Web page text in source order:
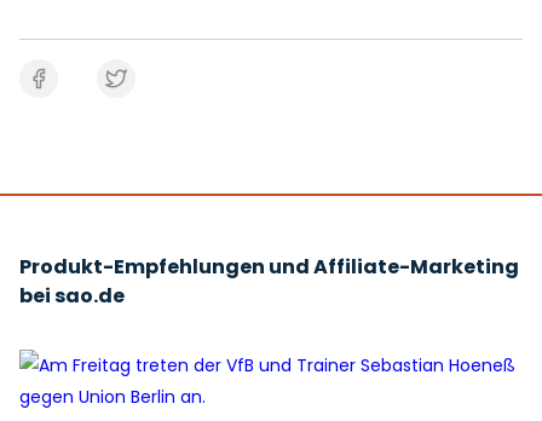
Produkt-Empfehlungen und Affiliate-Marketing
bei sao.de